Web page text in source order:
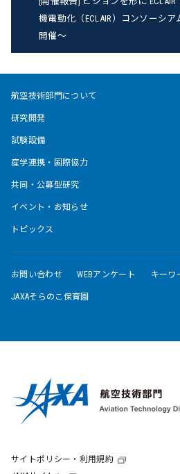
機電動化（ECLAIR）コンソーシ
開催〜
航空技術部門について
研究開発
試験設備
産学連携・国際協力
共同・公募型研究
イベント・お知らせ
トピックス
お問い合わせ WEBアンケート キーワ
JAXAそらのこ保育園
サイトポリシー・利用規約